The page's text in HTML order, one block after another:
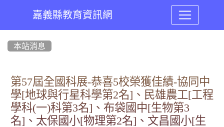
嘉義縣教育資訊網
本站消息
第57屆全國科展-恭喜5校榮獲佳績-協同中
學[地球與行星科學第2名]、民雄農工[工程
學科(一)科第3名]、布袋國中[生物第3
名]、太保國小[物理第2名]、文昌國小[生